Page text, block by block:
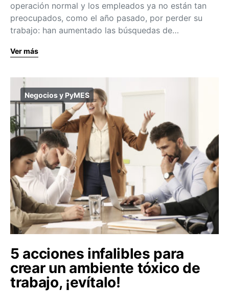
operación normal y los empleados ya no están tan
preocupados, como el año pasado, por perder su
trabajo: han aumentado las búsquedas de…
Ver más
Negocios y PyMES
5 acciones infalibles para
crear un ambiente tóxico de
trabajo, ¡evítalo!